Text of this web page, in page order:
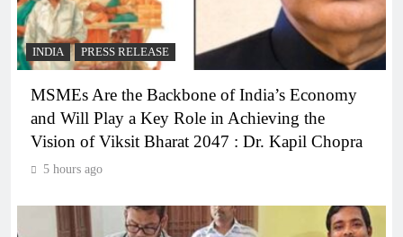
INDIA PRESS RELEASE
MSMEs Are the Backbone of India’s Economy
and Will Play a Key Role in Achieving the
Vision of Viksit Bharat 2047 : Dr. Kapil Chopra
5 hours ago